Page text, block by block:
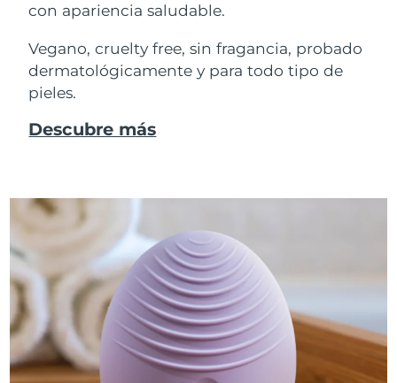
con apariencia saludable.
Vegano, cruelty free, sin fragancia, probado
dermatológicamente y para todo tipo de
pieles.
Descubre más